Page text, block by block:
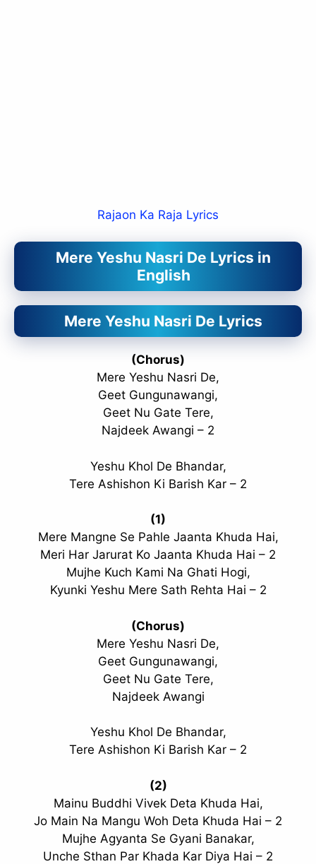
Rajaon Ka Raja Lyrics
Mere Yeshu Nasri De Lyrics in
English
Mere Yeshu Nasri De Lyrics
(Chorus)
Mere Yeshu Nasri De,
Geet Gungunawangi,
Geet Nu Gate Tere,
Najdeek Awangi – 2
Yeshu Khol De Bhandar,
Tere Ashishon Ki Barish Kar – 2
(1)
Mere Mangne Se Pahle Jaanta Khuda Hai,
Meri Har Jarurat Ko Jaanta Khuda Hai – 2
Mujhe Kuch Kami Na Ghati Hogi,
Kyunki Yeshu Mere Sath Rehta Hai – 2
(Chorus)
Mere Yeshu Nasri De,
Geet Gungunawangi,
Geet Nu Gate Tere,
Najdeek Awangi
Yeshu Khol De Bhandar,
Tere Ashishon Ki Barish Kar – 2
(2)
Mainu Buddhi Vivek Deta Khuda Hai,
Jo Main Na Mangu Woh Deta Khuda Hai – 2
Mujhe Agyanta Se Gyani Banakar,
Unche Sthan Par Khada Kar Diya Hai – 2